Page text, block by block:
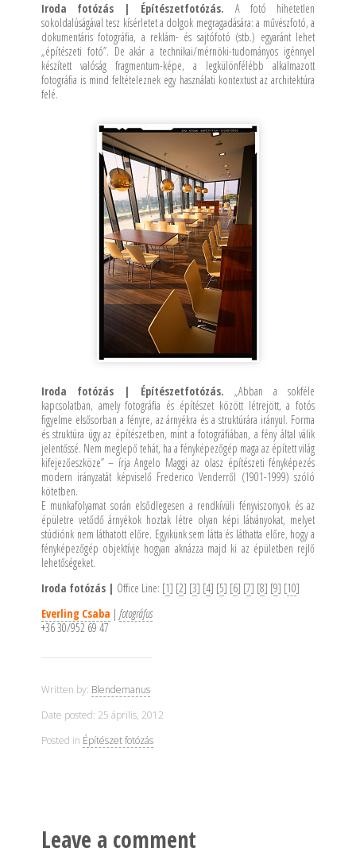
Iroda fotózás | Építészetfotózás. A fotó hihetetlen
sokoldalúságával tesz kísérletet a dolgok megragadására: a művészfotó, a
dokumentáris fotográfia, a reklám- és sajtófotó (stb.) egyaránt lehet
„építészeti fotó”. De akár a technikai/mérnöki-tudományos igénnyel
készített valóság fragmentum-képe, a legkülönfélébb alkalmazott
fotográfia is mind feltételeznek egy használati kontextust az architektúra
felé.
Iroda fotózás | Építészetfotózás. „Abban a sokféle
kapcsolatban, amely fotográfia és építészet között létrejött, a fotós
figyelme elsősorban a fényre, az árnyékra és a struktúrára irányul. Forma
és struktúra úgy az építészetben, mint a fotográfiában, a fény által válik
jelentőssé. Nem meglepő tehát, ha a fényképezőgép maga az épített világ
kifejezőeszköze” – írja Angelo Maggi az olasz építészeti fényképezés
modern irányzatát képviselő Frederico Venderről (1901-1999) szóló
kötetben.
E munkafolyamat során elsődlegesen a rendkívüli fényviszonyok és az
épületre vetődő árnyékok hoztak létre olyan képi látványokat, melyet
stúdiónk nem láthatott előre. Egyikünk sem látta és láthatta előre, hogy a
fényképezőgép objektívje hogyan aknázza majd ki az épületben rejlő
lehetőségeket.
Iroda fotózás | Office Line: [1] [2] [3] [4] [5] [6] [7] [8] [9] [10]
Everling Csaba | fotográfus
+36 30/952 69 47
Written by: Blendemanus
Date posted: 25 április, 2012
Posted in Építészet fotózás
Leave a comment